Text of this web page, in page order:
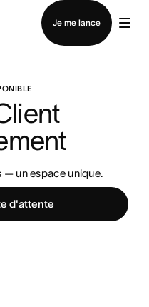
Je me lance
commercial
— un espace unique.
d'attente